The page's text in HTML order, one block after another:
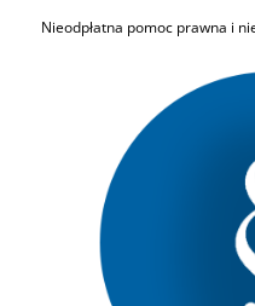
Nieodpłatna pomoc prawna i